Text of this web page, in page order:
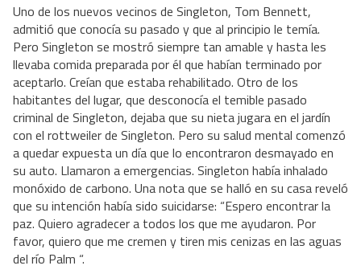
Uno de los nuevos vecinos de Singleton, Tom Bennett,
admitió que conocía su pasado y que al principio le temía.
Pero Singleton se mostró siempre tan amable y hasta les
llevaba comida preparada por él que habían terminado por
aceptarlo. Creían que estaba rehabilitado. Otro de los
habitantes del lugar, que desconocía el temible pasado
criminal de Singleton, dejaba que su nieta jugara en el jardín
con el rottweiler de Singleton. Pero su salud mental comenzó
a quedar expuesta un día que lo encontraron desmayado en
su auto. Llamaron a emergencias. Singleton había inhalado
monóxido de carbono. Una nota que se halló en su casa reveló
que su intención había sido suicidarse: “Espero encontrar la
paz. Quiero agradecer a todos los que me ayudaron. Por
favor, quiero que me cremen y tiren mis cenizas en las aguas
del río Palm “.